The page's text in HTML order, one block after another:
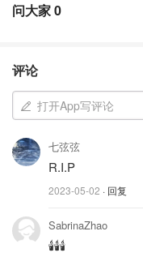
Nevis）失踪。英国警
方取得联系。
任何有信息的人都请
2343。（
问大家0
评论
打开App写评论
七弦弦
R.I.P
2023-05-02 · 回复
SabrinaZhao
🕯️🕯️🕯️